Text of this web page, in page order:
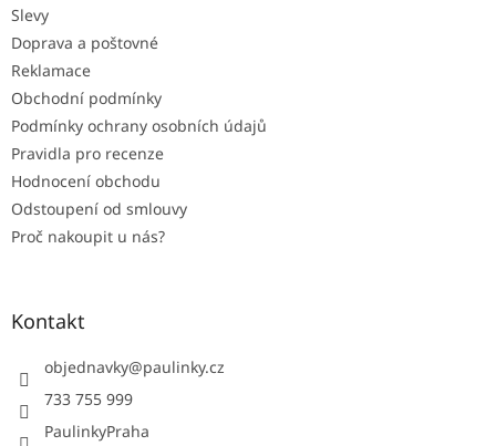
Slevy
Doprava a poštovné
Reklamace
Obchodní podmínky
Podmínky ochrany osobních údajů
Pravidla pro recenze
Hodnocení obchodu
Odstoupení od smlouvy
Proč nakoupit u nás?
Kontakt
objednavky@paulinky.cz
733 755 999
PaulinkyPraha